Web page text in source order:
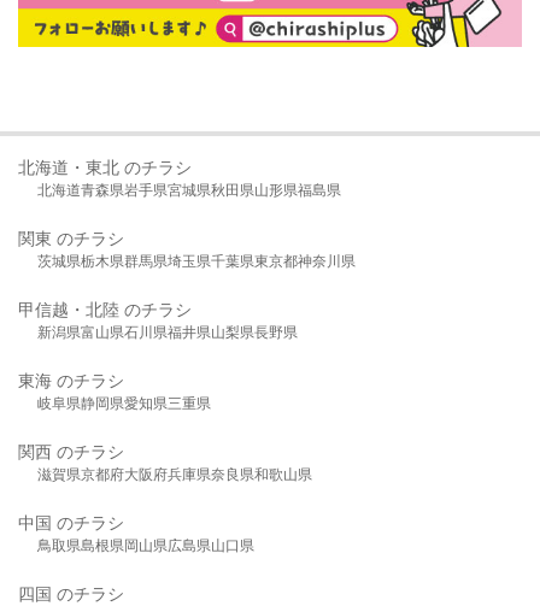
北海道・東北 のチラシ
北海道青森県岩手県宮城県秋田県山形県福島県
関東 のチラシ
茨城県栃木県群馬県埼玉県千葉県東京都神奈川県
甲信越・北陸 のチラシ
新潟県富山県石川県福井県山梨県長野県
東海 のチラシ
岐阜県静岡県愛知県三重県
関西 のチラシ
滋賀県京都府大阪府兵庫県奈良県和歌山県
中国 のチラシ
鳥取県島根県岡山県広島県山口県
四国 のチラシ